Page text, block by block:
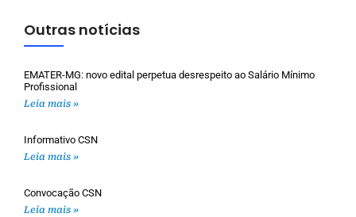
Outras notícias
EMATER-MG: novo edital perpetua desrespeito ao Salário Mínimo
Profissional
Leia mais »
Informativo CSN
Leia mais »
Convocação CSN
Leia mais »